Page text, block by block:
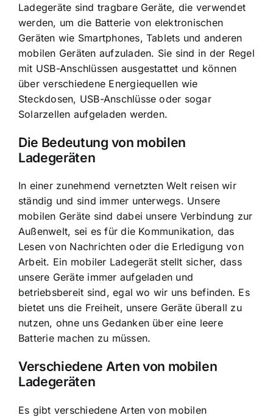
Ladegeräte sind tragbare Geräte, die verwendet
werden, um die Batterie von elektronischen
Geräten wie Smartphones, Tablets und anderen
mobilen Geräten aufzuladen. Sie sind in der Regel
mit USB-Anschlüssen ausgestattet und können
über verschiedene Energiequellen wie
Steckdosen, USB-Anschlüsse oder sogar
Solarzellen aufgeladen werden.
Die Bedeutung von mobilen
Ladegeräten
In einer zunehmend vernetzten Welt reisen wir
ständig und sind immer unterwegs. Unsere
mobilen Geräte sind dabei unsere Verbindung zur
Außenwelt, sei es für die Kommunikation, das
Lesen von Nachrichten oder die Erledigung von
Arbeit. Ein mobiler Ladegerät stellt sicher, dass
unsere Geräte immer aufgeladen und
betriebsbereit sind, egal wo wir uns befinden. Es
bietet uns die Freiheit, unsere Geräte überall zu
nutzen, ohne uns Gedanken über eine leere
Batterie machen zu müssen.
Verschiedene Arten von mobilen
Ladegeräten
Es gibt verschiedene Arten von mobilen